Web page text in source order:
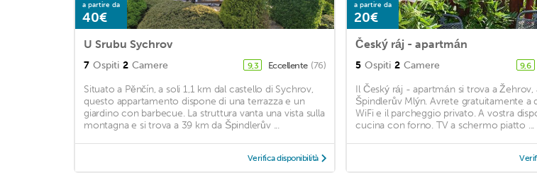
a partire da
40€
U Srubu Sychrov
7 Ospiti 2 Camere 9,3 Eccellente (76)
Situato a Pěnčín, a soli 1,1 km dal castello di Sychrov,
questo appartamento dispone di una terrazza e un
giardino con barbecue. La struttura vanta una vista sulla
montagna e si trova a 39 km da Špindlerův ...
Verifica disponibilità
a partire da
20€
Český ráj - apartmán
5 Ospiti 2 Camere 9,6
Il Český ráj - apartmán si trova a Žehrov,
Špindlerův Mlýn. Avrete gratuitamente a
WiFi e il parcheggio privato. A vostra
cucina con forno. TV a schermo piatto ...